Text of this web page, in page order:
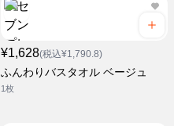
¥1,628(税込¥1,790.8)
ふんわりバスタオル ベージュ
1枚